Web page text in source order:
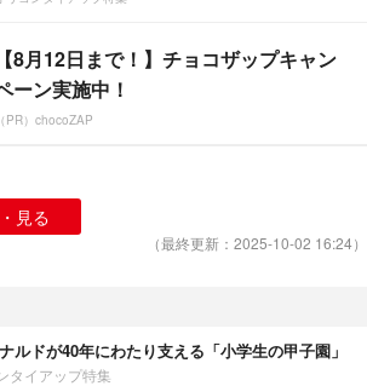
【8月12日まで！】チョコザップキャン
ーン実施中！
（PR）chocoZAP
見る
（最終更新：2025-10-02 16:24）
ルドが40年にわたり支える「小学生の甲子園」
タイアップ特集